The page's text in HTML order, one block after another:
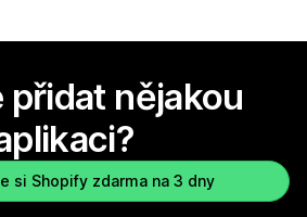
přidat nějakou
si Shopify zdarma na 3 dny